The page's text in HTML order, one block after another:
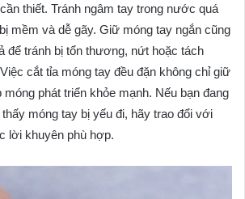
thiết. Tránh ngâm tay trong nước quá
mềm và dễ gãy. Giữ móng tay ngắn cũng
để tránh bị tổn thương, nứt hoặc tách
cắt tỉa móng tay đều đặn không chỉ giữ
phát triển khỏe mạnh. Nếu bạn đang
móng tay bị yếu đi, hãy trao đổi với
lời khuyên phù hợp.